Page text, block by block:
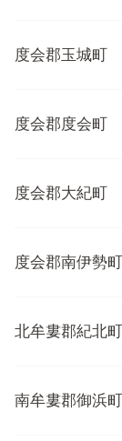
度会郡玉城町
度会郡度会町
度会郡大紀町
度会郡南伊勢町
北牟婁郡紀北町
南牟婁郡御浜町